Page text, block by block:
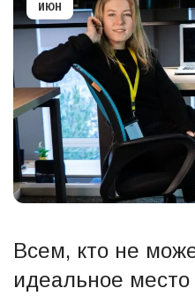
ИЮН
Всем, кто не
идеальное